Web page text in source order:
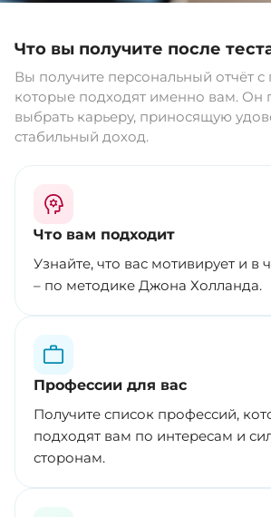
Что вы получите после
Вы получите персональный отчёт
которые подходят именно вам. Он
выбрать карьеру, приносящую
стабильный доход.
Что вам подходит
Узнайте, что вас мотивирует и в
– по методике Джона Холланда.
Профессии для вас
Получите список профессий,
подходят вам по интересам и
сторонам.